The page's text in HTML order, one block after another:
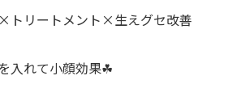
トリートメント×生えグセ改善
入れて小顔効果☘︎